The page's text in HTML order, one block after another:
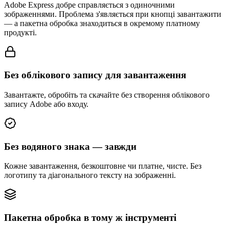
Adobe Express добре справляється з одиночними
зображеннями. Проблема з'являється при кнопці завантажити
— а пакетна обробка знаходиться в окремому платному
продукті.
Без облікового запису для завантаження
Завантажте, обробіть та скачайте без створення облікового
запису Adobe або входу.
Без водяного знака — завжди
Кожне завантаження, безкоштовне чи платне, чисте. Без
логотипу та діагонального тексту на зображенні.
Пакетна обробка в тому ж інструменті